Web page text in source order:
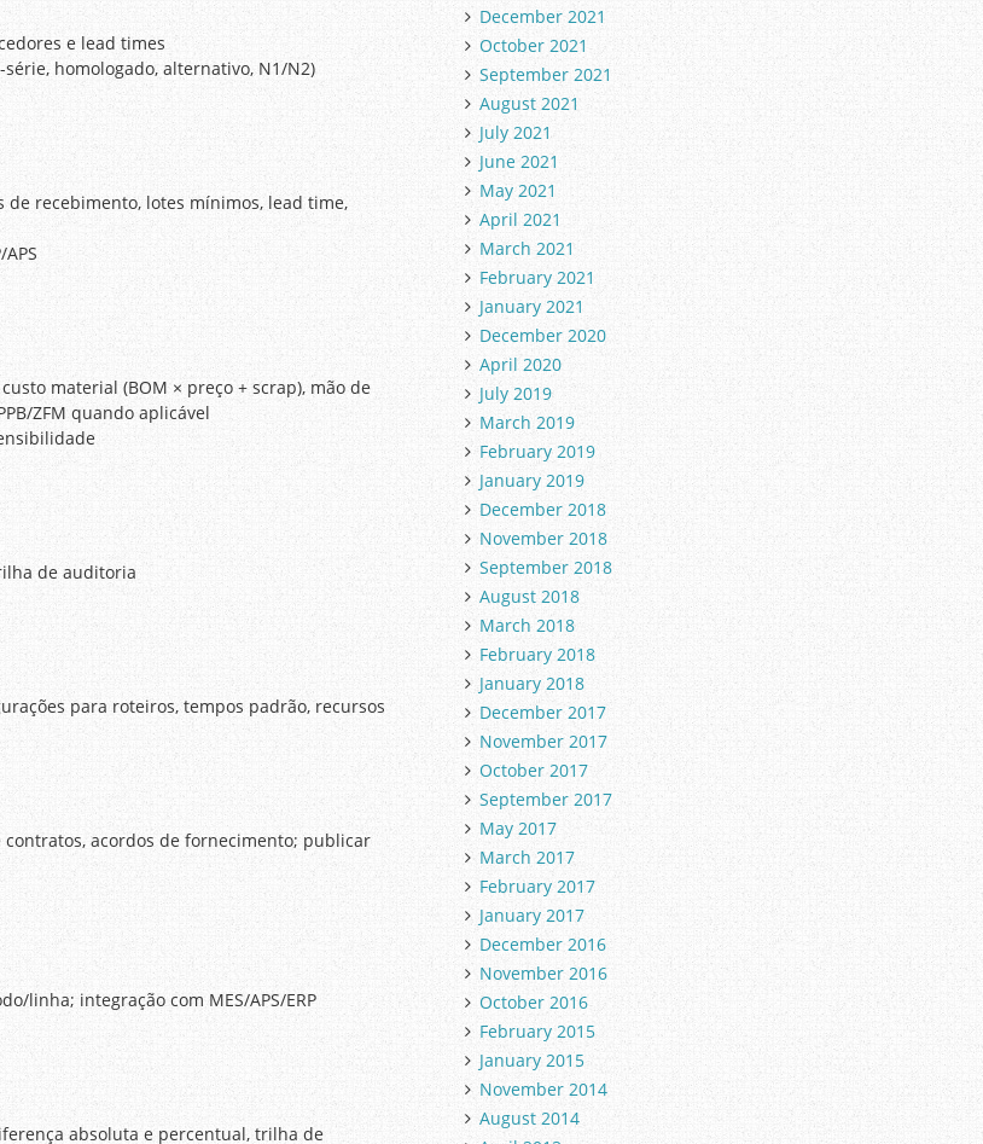
e lead times
homologado, alternativo, N1/N2)
de recebimento, lotes mínimos, lead time,
material (BOM × preço + scrap), mão de
ZFM quando aplicável
de auditoria
para roteiros, tempos padrão, recursos
acordos de fornecimento; publicar
linha; integração com MES/APS/ERP
absoluta e percentual, trilha de
December 2021
October 2021
September 2021
August 2021
July 2021
June 2021
May 2021
April 2021
March 2021
February 2021
January 2021
December 2020
April 2020
July 2019
March 2019
February 2019
January 2019
December 2018
November 2018
September 2018
August 2018
March 2018
February 2018
January 2018
December 2017
November 2017
October 2017
September 2017
May 2017
March 2017
February 2017
January 2017
December 2016
November 2016
October 2016
February 2015
January 2015
November 2014
August 2014